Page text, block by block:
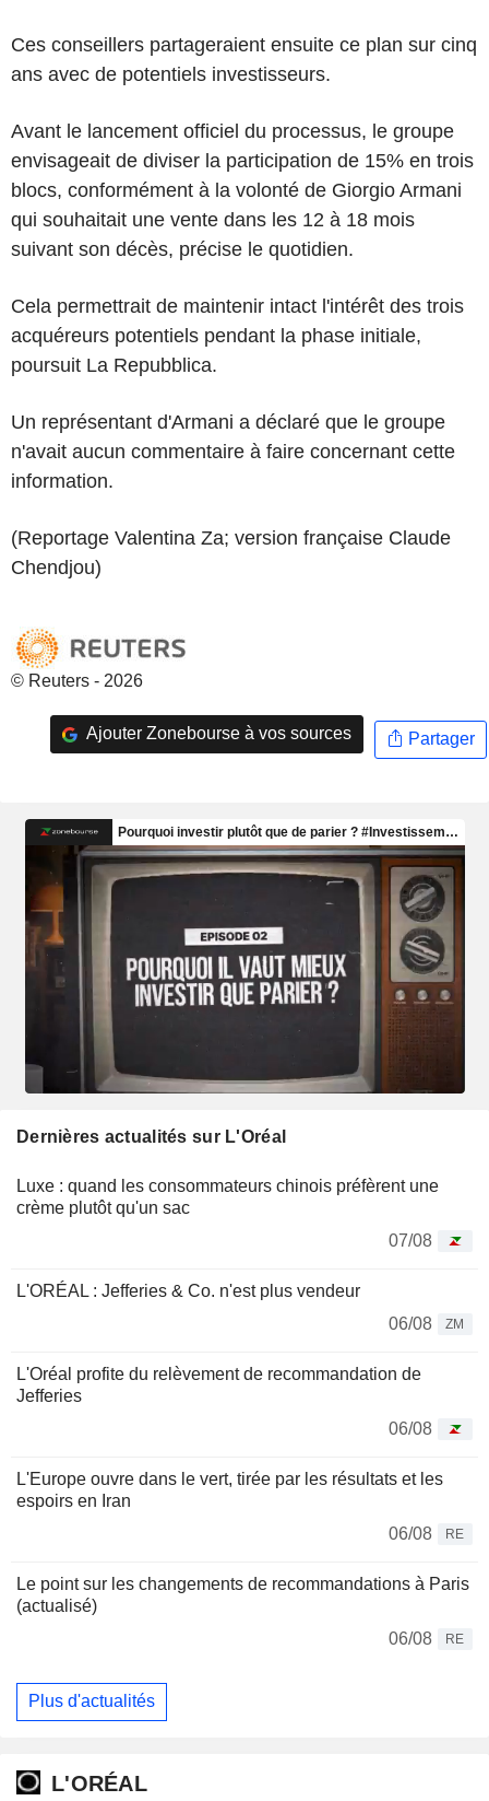
Ces conseillers partageraient ensuite ce plan sur cinq
ans avec de potentiels investisseurs.
Avant le lancement officiel du processus, le groupe
envisageait de diviser la participation de 15% en trois
blocs, conformément à la volonté de Giorgio Armani
qui souhaitait une vente dans les 12 à 18 mois
suivant son décès, précise le quotidien.
Cela permettrait de maintenir intact l'intérêt des trois
acquéreurs potentiels pendant la phase initiale,
poursuit La Repubblica.
Un représentant d'Armani a déclaré que le groupe
n'avait aucun commentaire à faire concernant cette
information.
(Reportage Valentina Za; version française Claude
Chendjou)
© Reuters - 2026
Ajouter Zonebourse à vos sources Partager
Dernières actualités sur L'Oréal
Luxe : quand les consommateurs chinois préfèrent une
crème plutôt qu'un sac
07/08
L'ORÉAL : Jefferies & Co. n'est plus vendeur
06/08
ZM
L'Oréal profite du relèvement de recommandation de
Jefferies
06/08
L'Europe ouvre dans le vert, tirée par les résultats et les
espoirs en Iran
06/08
RE
Le point sur les changements de recommandations à Paris
(actualisé)
06/08
RE
Plus d'actualités
L'ORÉAL